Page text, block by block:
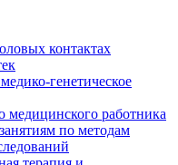
контактах
генетическое
медицинского работника
по методам